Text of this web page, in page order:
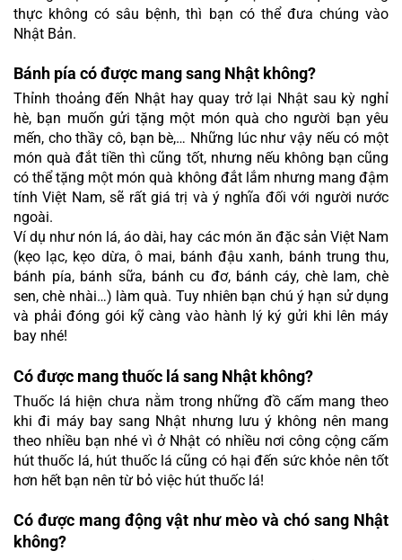
thực không có sâu bệnh, thì bạn có thể đưa chúng vào
Nhật Bản.
Bánh pía có được mang sang Nhật không?
Thỉnh thoảng đến Nhật hay quay trở lại Nhật sau kỳ nghỉ
hè, bạn muốn gửi tặng một món quà cho người bạn yêu
mến, cho thầy cô, bạn bè,… Những lúc như vậy nếu có một
món quà đắt tiền thì cũng tốt, nhưng nếu không bạn cũng
có thể tặng một món quà không đắt lắm nhưng mang đậm
tính Việt Nam, sẽ rất giá trị và ý nghĩa đối với người nước
ngoài.
Ví dụ như nón lá, áo dài, hay các món ăn đặc sản Việt Nam
(kẹo lạc, kẹo dừa, ô mai, bánh đậu xanh, bánh trung thu,
bánh pía, bánh sữa, bánh cu đơ, bánh cáy, chè lam, chè
sen, chè nhài…) làm quà. Tuy nhiên bạn chú ý hạn sử dụng
và phải đóng gói kỹ càng vào hành lý ký gửi khi lên máy
bay nhé!
Có được mang thuốc lá sang Nhật không?
Thuốc lá hiện chưa nằm trong những đồ cấm mang theo
khi đi máy bay sang Nhật nhưng lưu ý không nên mang
theo nhiều bạn nhé vì ở Nhật có nhiều nơi công cộng cấm
hút thuốc lá, hút thuốc lá cũng có hại đến sức khỏe nên tốt
hơn hết bạn nên từ bỏ việc hút thuốc lá!
Có được mang động vật như mèo và chó sang Nhật
không?